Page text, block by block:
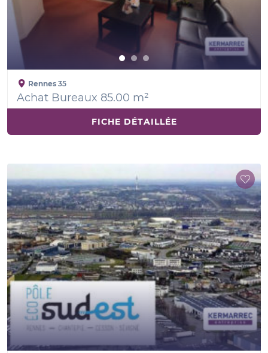
Rennes 35
Achat Bureaux 85.00 m²
FICHE DÉTAILLÉE